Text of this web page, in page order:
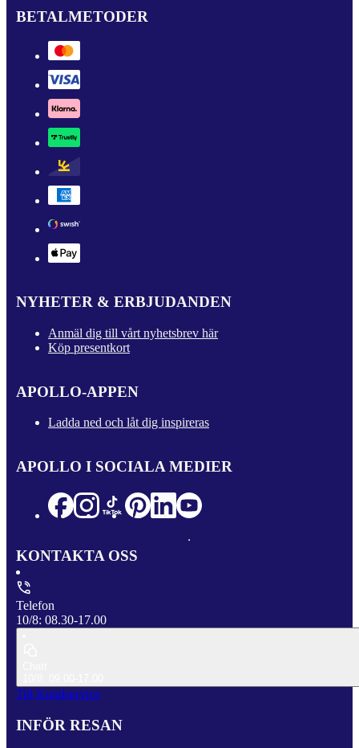
BETALMETODER
NYHETER & ERBJUDANDEN
Anmäl dig till vårt nyhetsbrev här
Köp presentkort
APOLLO-APPEN
Ladda ned och låt dig inspireras
APOLLO I SOCIALA MEDIER
KONTAKTA OSS
Telefon
10/8: 08.30-17.00
Till Kundservice
INFÖR RESAN